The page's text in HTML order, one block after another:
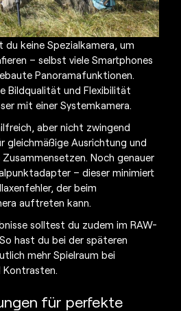
keine Spezialkamera, um
– selbst viele Smartphones
Panoramafunktionen.
Bildqualität und Flexibilität
mit einer Systemkamera.
aber nicht zwingend
gleichmäßige Ausrichtung und
Noch genauer
– dieser minimiert
der beim
auftreten kann.
solltest du zudem im RAW-
hast du bei der späteren
mehr Spielraum bei
Kontrasten.
für perfekte